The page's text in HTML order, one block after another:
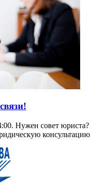
Нужен совет юриста?
консультацию